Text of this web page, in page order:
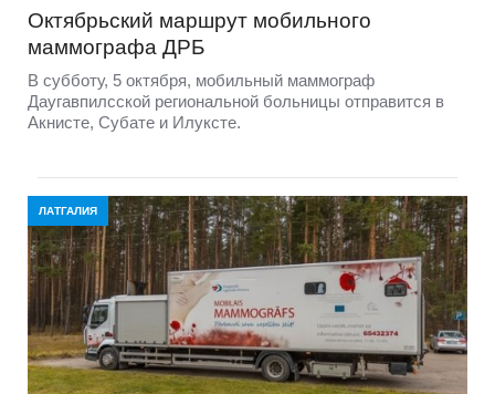
Октябрьский маршрут мобильного
маммографа ДРБ
В субботу, 5 октября, мобильный маммограф
Даугавпилсской региональной больницы отправится в
Акнисте, Субате и Илуксте.
ЛАТГАЛИЯ